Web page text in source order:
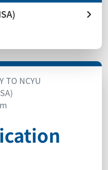
TO NCYU